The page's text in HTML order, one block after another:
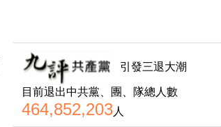
引發三退大潮
目前退出中共黨、團、隊總人數
464,852,203人